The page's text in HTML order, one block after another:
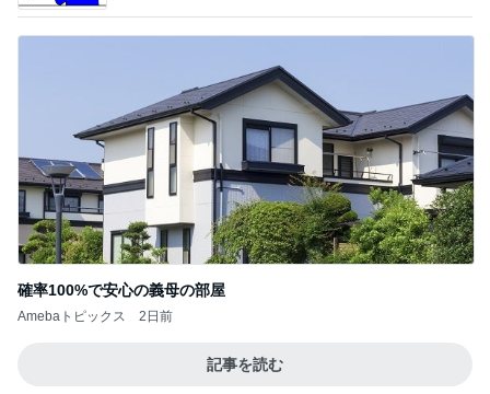
確率100%で安心の義母の部屋
Amebaトピックス 2日前
記事を読む